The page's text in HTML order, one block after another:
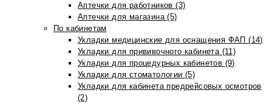
Аптечки для работников (3)
Аптечки для магазина (5)
По кабинетам
Укладки медицинские для оснащения ФАП (14)
Укладки для прививочного кабинета (11)
Укладки для процедурных кабинетов (9)
Укладки для стоматологии (5)
Укладки для кабинета предрейсовых осмотров
(2)